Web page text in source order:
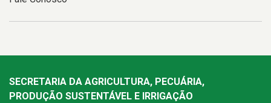
SECRETARIA DA AGRICULTURA, PECUÁRIA,
PRODUÇÃO SUSTENTÁVEL E IRRIGAÇÃO